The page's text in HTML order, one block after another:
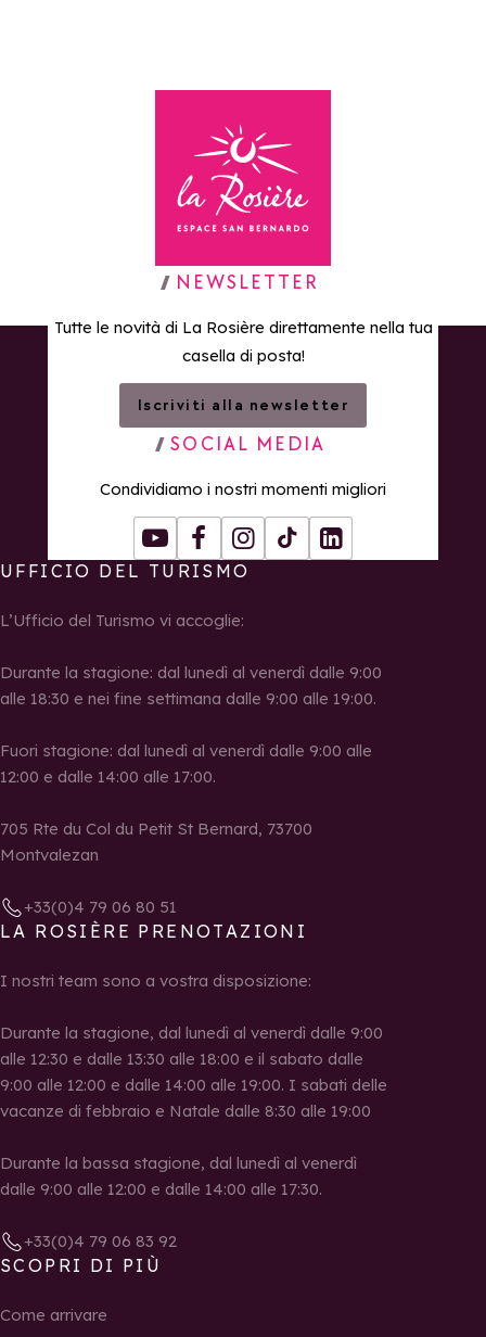
Torna alla home page
NEWSLETTER
Tutte le novità di La Rosière direttamente nella tua
casella di posta!
Iscriviti alla newsletter
SOCIAL MEDIA
Condividiamo i nostri momenti migliori
YoutubeFacebookInstagram
Tiktok LinkedIn
UFFICIO DEL TURISMO
L’Ufficio del Turismo vi accoglie:
Durante la stagione: dal lunedì al venerdì dalle 9:00
alle 18:30 e nei fine settimana dalle 9:00 alle 19:00.
Fuori stagione: dal lunedì al venerdì dalle 9:00 alle
12:00 e dalle 14:00 alle 17:00.
705 Rte du Col du Petit St Bernard, 73700
Montvalezan
+33(0)4 79 06 80 51
LA ROSIÈRE PRENOTAZIONI
I nostri team sono a vostra disposizione:
Durante la stagione, dal lunedì al venerdì dalle 9:00
alle 12:30 e dalle 13:30 alle 18:00 e il sabato dalle
9:00 alle 12:00 e dalle 14:00 alle 19:00. I sabati delle
vacanze di febbraio e Natale dalle 8:30 alle 19:00
Durante la bassa stagione, dal lunedì al venerdì
dalle 9:00 alle 12:00 e dalle 14:00 alle 17:30.
+33(0)4 79 06 83 92
SCOPRI DI PIÙ
Come arrivare